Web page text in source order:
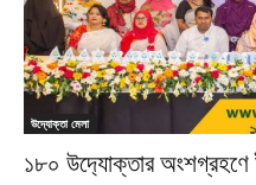
উদ্যোক্তা মেলা
১৮০ উদ‍্যোক্তার অংশগ্রহণে